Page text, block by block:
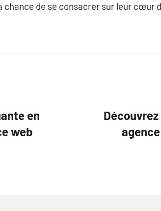
chance de se consacrer sur leur cœur
en
web